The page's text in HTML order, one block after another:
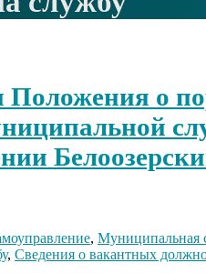
Положения о
, Муниципальная
, Сведения о вакантных